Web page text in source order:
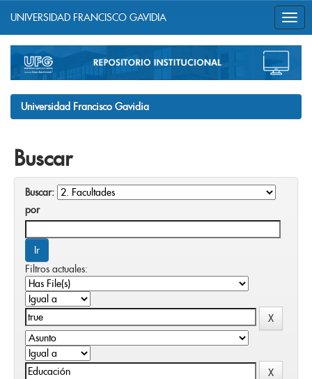
navigation
UNIVERSIDAD FRANCISCO GAVIDIA
Universidad Francisco Gavidia
Buscar
Buscar:
por
Filtros actuales: